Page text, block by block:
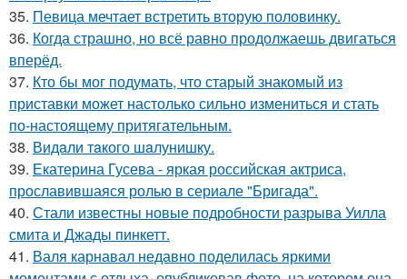
35. Певица мечтает встретить вторую половинку.
36. Когда страшно, но всё равно продолжаешь двигаться
вперёд.
37. Кто бы мог подумать, что старый знакомый из
приставки может настолько сильно измениться и стать
по-настоящему притягательным.
38. Видaли тaкого шaлунишку.
39. Екатерина Гусева - яркая российская актриса,
прославившаяся ролью в сериале "Бригада".
40. Стали известны новые подробности разрыва Уилла
смита и Джады пинкетт.
41. Валя карнавал недавно поделилась яркими